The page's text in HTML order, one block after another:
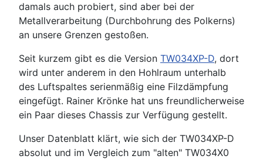
damals auch probiert, sind aber bei der
Metallverarbeitung (Durchbohrung des Polkerns)
an unsere Grenzen gestoßen.
Seit kurzem gibt es die Version TW034XP-D, dort
wird unter anderem in den Hohlraum unterhalb
des Luftspaltes serienmäßig eine Filzdämpfung
eingefügt. Rainer Krönke hat uns freundlicherweise
ein Paar dieses Chassis zur Verfügung gestellt.
Unser Datenblatt klärt, wie sich der TW034XP-D
absolut und im Vergleich zum "alten" TW034X0